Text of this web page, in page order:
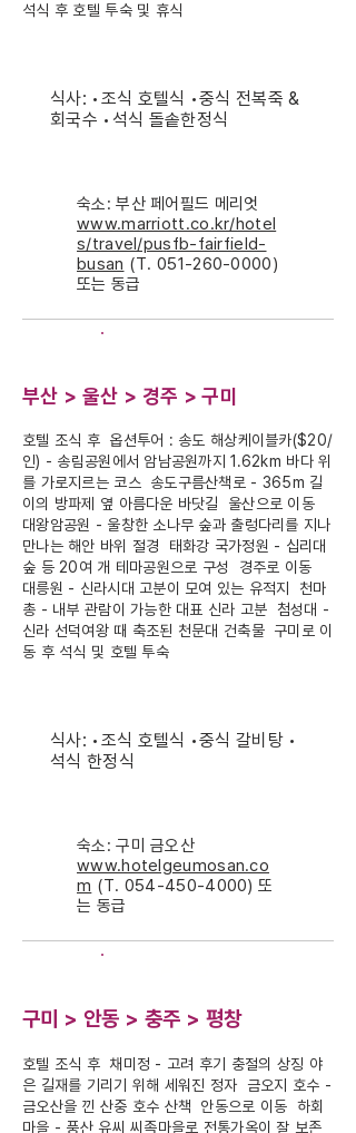
석식 후 호텔 투숙 및 휴식
식사: •조식 호텔식 •중식 전복죽 &
회국수 •석식 돌솥한정식
숙소: 부산 페어필드 메리엇
www.marriott.co.kr/hotel
s/travel/pusfb-fairfield-
busan (T. 051-260-0000)
또는 동급
부산 > 울산 > 경주 > 구미
호텔 조식 후 옵션투어 : 송도 해상케이블카($20/
인) - 송림공원에서 암남공원까지 1.62km 바다 위
를 가로지르는 코스 송도구름산책로 - 365m 길
이의 방파제 옆 아름다운 바닷길 울산으로 이동
대왕암공원 - 울창한 소나무 숲과 출렁다리를 지나
만나는 해안 바위 절경 태화강 국가정원 - 십리대
숲 등 20여 개 테마공원으로 구성 경주로 이동
대릉원 - 신라시대 고분이 모여 있는 유적지 천마
총 - 내부 관람이 가능한 대표 신라 고분 첨성대 -
신라 선덕여왕 때 축조된 천문대 건축물 구미로 이
동 후 석식 및 호텔 투숙
식사: •조식 호텔식 •중식 갈비탕 •
석식 한정식
숙소: 구미 금오산
www.hotelgeumosan.co
m (T. 054-450-4000) 또
는 동급
구미 > 안동 > 충주 > 평창
호텔 조식 후 채미정 - 고려 후기 충절의 상징 야
은 길재를 기리기 위해 세워진 정자 금오지 호수 -
금오산을 낀 산중 호수 산책 안동으로 이동 하회
마을 - 풍산 유씨 씨족마을로 전통가옥이 잘 보존